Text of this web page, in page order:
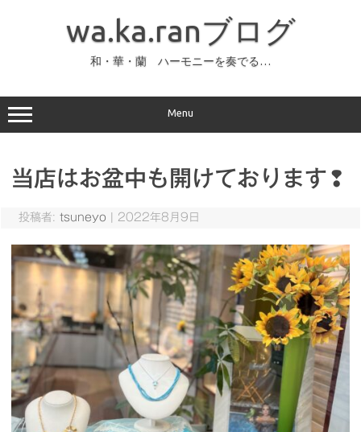
ッ
プ
wa.ka.ranブログ
和・華・蘭 ハーモニーを奏でる…
Menu
当店はお盆中も開けております❢
投稿者: tsuneyo 2022年8月9日